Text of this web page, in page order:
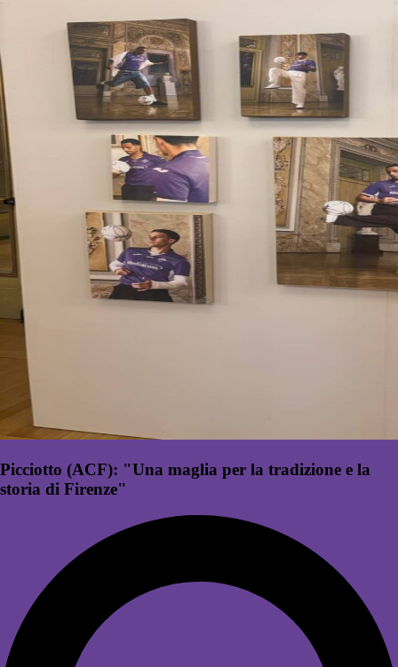
Picciotto (ACF): "Una maglia per la tradizione e la
storia di Firenze"